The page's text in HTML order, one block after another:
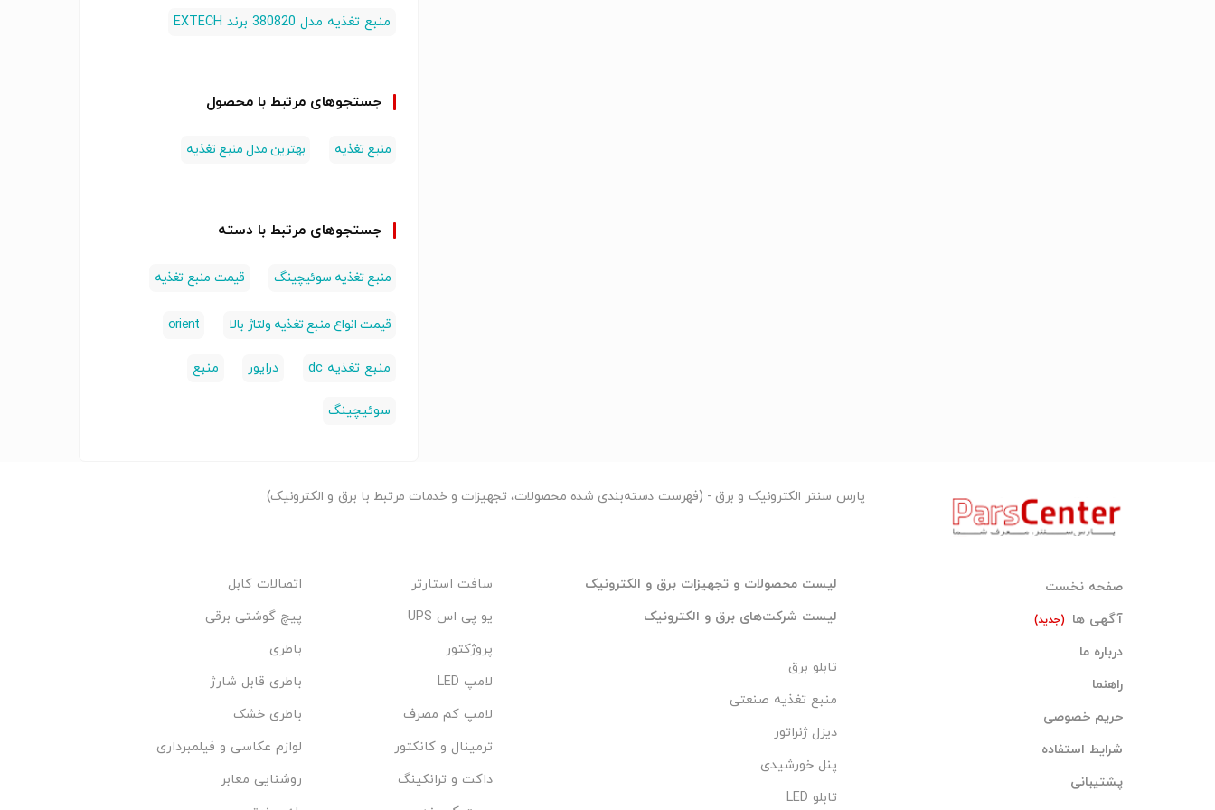
منبع تغذیه مدل 380820 برند EXTECH
جستجوهای مرتبط با محصول
منبع تغذیه بهترین مدل منبع تغذیه
جستجوهای مرتبط با دسته
منبع تغذیه سوئیچینگ قیمت منبع تغذیه
قیمت انواع منبع تغذیه ولتاژ بالا orient
منبع تغذیه dc درایور منبع
سوئیچینگ
صفحه نخست
آگهی ها
(جدید)
درباره ما
راهنما
حریم خصوصی
شرایط استفاده
پشتیبانی
پارس سنتر الکترونیک و برق - (فهرست دسته‌بندی شده محصولات، تجهیزات و خدمات مرتبط با برق و الکترونیک)
ليست محصولات و تجهیزات برق و الکترونیک
ليست شرکت‌های برق و الکترونیک
تابلو برق
منبع تغذیه صنعتی
دیزل ژنراتور
پنل خورشیدی
تابلو LED
سافت استارتر
یو پی اس UPS
پروژکتور
لامپ LED
لامپ کم مصرف
ترمینال و کانکتور
داکت و ترانکینگ
اتصالات کابل
پیچ گوشتی برقی
باطری
باطری قابل شارژ
باطری خشک
لوازم عکاسی و فیلمبرداری
روشنایی معابر